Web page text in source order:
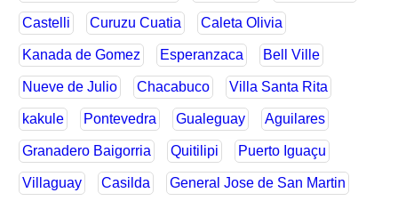
Castelli Curuzu Cuatia Caleta Olivia
Kanada de Gomez Esperanzaca Bell Ville
Nueve de Julio Chacabuco Villa Santa Rita
kakule Pontevedra Gualeguay Aguilares
Granadero Baigorria Quitilipi Puerto Iguaçu
Villaguay Casilda General Jose de San Martin